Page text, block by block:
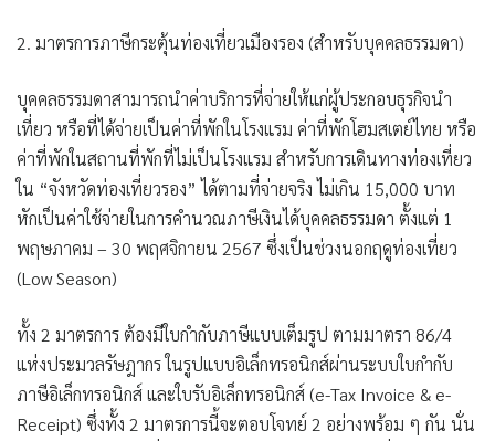
2. มาตรการภาษีกระตุ้นท่องเที่ยวเมืองรอง (สำหรับบุคคลธรรมดา)
บุคคลธรรมดาสามารถนำค่าบริการที่จ่ายให้แก่ผู้ประกอบธุรกิจนำ
เที่ยว หรือที่ได้จ่ายเป็นค่าที่พักในโรงแรม ค่าที่พักโฮมสเตย์ไทย หรือ
ค่าที่พักในสถานที่พักที่ไม่เป็นโรงแรม สำหรับการเดินทางท่องเที่ยว
ใน “จังหวัดท่องเที่ยวรอง” ได้ตามที่จ่ายจริง ไม่เกิน 15,000 บาท
หักเป็นค่าใช้จ่ายในการคำนวณภาษีเงินได้บุคคลธรรมดา ตั้งแต่ 1
พฤษภาคม – 30 พฤศจิกายน 2567 ซึ่งเป็นช่วงนอกฤดูท่องเที่ยว
(Low Season)
ทั้ง 2 มาตรการ ต้องมีใบกำกับภาษีแบบเต็มรูป ตามมาตรา 86/4
แห่งประมวลรัษฎากร ในรูปแบบอิเล็กทรอนิกส์ผ่านระบบใบกำกับ
ภาษีอิเล็กทรอนิกส์ และใบรับอิเล็กทรอนิกส์ (e-Tax Invoice & e-
Receipt) ซึ่งทั้ง 2 มาตรการนี้จะตอบโจทย์ 2 อย่างพร้อม ๆ กัน นั่น